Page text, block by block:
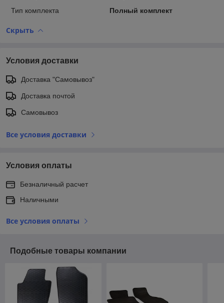
Тип комплекта
Полный комплект
Скрыть
Условия доставки
Доставка "Самовывоз"
Доставка почтой
Самовывоз
Все условия доставки
Условия оплаты
Безналичный расчет
Наличными
Все условия оплаты
Подобные товары компании